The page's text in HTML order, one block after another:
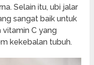
Selain itu, ubi jalar
sangat baik untuk
vitamin C yang
kekebalan tubuh.